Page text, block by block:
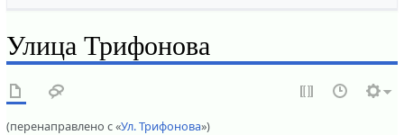
Улица Трифонова
(перенаправлено с «Ул. Трифонова»)